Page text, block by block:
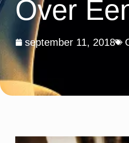
Over
september 11, 2018